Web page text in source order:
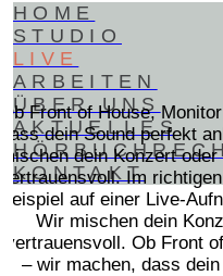
HOME
STUDIO
LIVE
ARBEITEN
ÜBER UNS
AKTUELLES
KONTAKT
Ob Front of House,
dass dein Sound perfekt
mischen dein Konzert
vertrauensvoll. Im
Beispiel auf einer Live-
Wir mischen dein
vertrauensvoll. Ob Front
– wir machen, dass